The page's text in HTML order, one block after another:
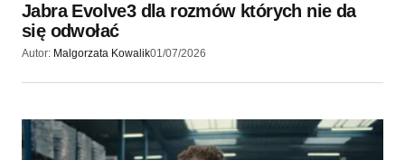
Jabra Evolve3 dla rozmów których nie da
się odwołać
Autor: Malgorzata Kowalik01/07/2026